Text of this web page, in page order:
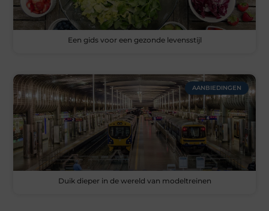
Een gids voor een gezonde levensstijl
AANBIEDINGEN
Duik dieper in de wereld van modeltreinen